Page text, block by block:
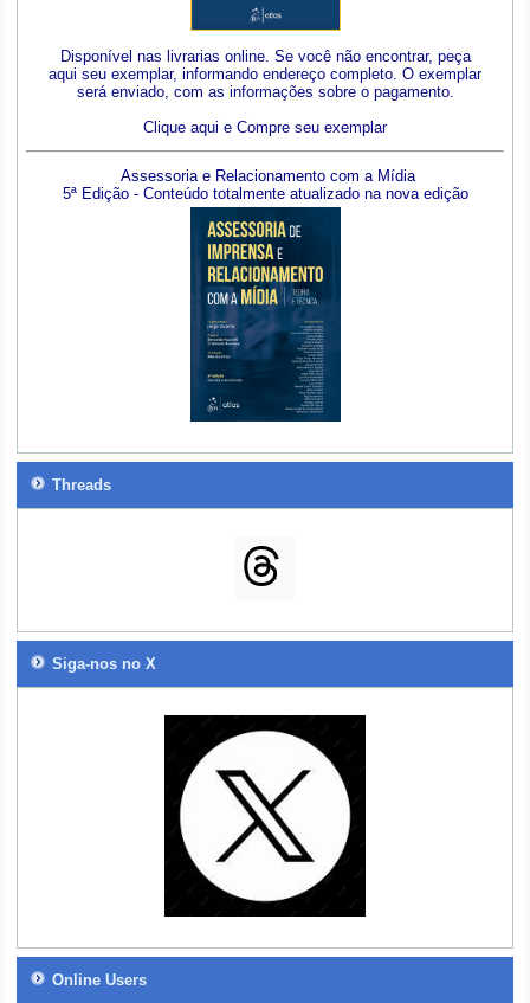
Disponível nas livrarias online. Se você não encontrar, peça
aqui seu exemplar, informando endereço completo. O exemplar
será enviado, com as informações sobre o pagamento.
Clique aqui e Compre seu exemplar
Assessoria e Relacionamento com a Mídia
5ª Edição - Conteúdo totalmente atualizado na nova edição
Threads
Siga-nos no X
Online Users